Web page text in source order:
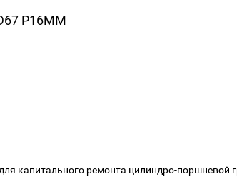
Р16ММ
капитального ремонта цилиндро-